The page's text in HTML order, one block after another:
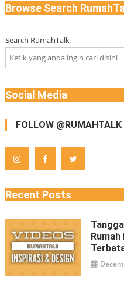
Browse Search
Search RumahTalk
Social Media
FOLLOW
Recent Posts